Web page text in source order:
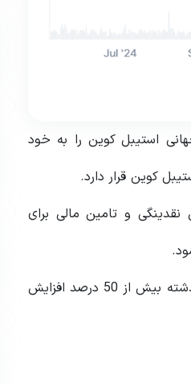
درصد از بازار جهانی استیبل کوین را به خود
و تامین مالی برای
داده های اخیر نشان می دهد که تعداد کیف پول های استیبل کوین فعال در سال گذشته بیش از 50 درصد افزایش